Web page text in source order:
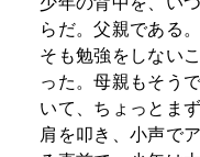
らだ。父親である
そも勉強をしない
った。母親もそう
いて、ちょっとま
肩を叩き、小声で